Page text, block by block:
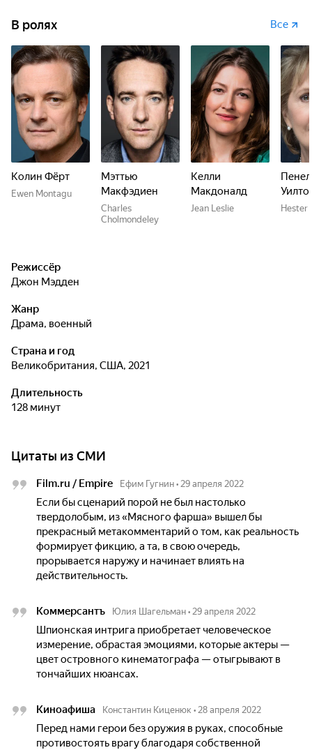
В ролях Все
Колин Фёрт
Ewen Montagu
Мэттью
Макфэдиен
Charles
Cholmondeley
Келли
Макдоналд
Jean Leslie Hester
Режиссёр
Джон Мэдден
Жанр
драма, военный
Страна и год
Великобритания, США, 2021
Длительность
128 минут
Цитаты из СМИ
Film.ru / Empire Ефим Гугнин • 29 апреля 2022
Если бы сценарий порой не был настолько
твердолобым, из «Мясного фарша» вышел бы
прекрасный метакомментарий о том, как реальность
формирует фикцию, а та, в свою очередь,
прорывается наружу и начинает влиять на
действительность.
Коммерсантъ Юлия Шагельман • 29 апреля 2022
Шпионская интрига приобретает человеческое
измерение, обрастая эмоциями, которые актеры —
цвет островного кинематографа — отыгрывают в
тончайших нюансах.
Киноафиша Константин Киценюк • 28 апреля 2022
Перед нами герои без оружия в руках, способные
противостоять врагу благодаря собственной